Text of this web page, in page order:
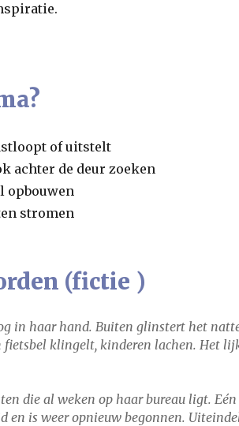
of uitstelt
achter de deur zoeken
opbouwen
stromen
(fictie )
in haar hand. Buiten glinstert het
klingelt, kinderen lachen. Het
die al weken op haar bureau ligt.
en is weer opnieuw begonnen.